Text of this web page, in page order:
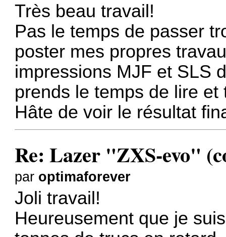
Très beau travail!
Pas le temps de passer
poster mes propres
impressions MJF et SLS
prends le temps de lire
Hâte de voir le résultat
Re: Lazer "ZXS-evo"
par optimaforever
Joli travail!
Heureusement que je